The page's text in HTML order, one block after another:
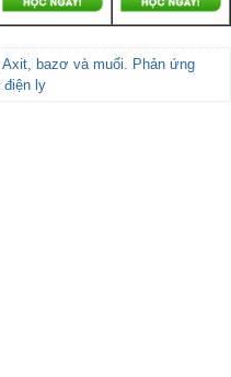
Axit, bazơ và muối. Phản ứng
điện ly